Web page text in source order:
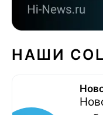
НАШИ